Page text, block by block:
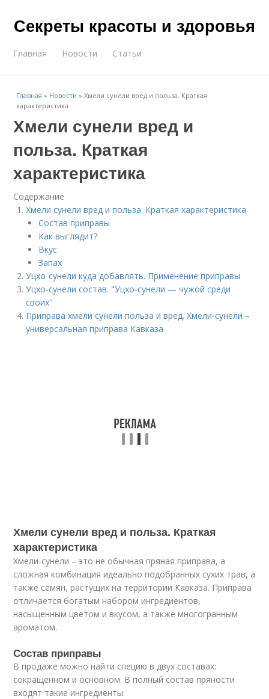
Секреты красоты и здоровья
Главная Новости Статьи
Главная » Новости »Хмели сунели вред и польза. Краткая
характеристика
Хмели сунели вред и
польза. Краткая
характеристика
Содержание
Хмели сунели вред и польза. Краткая характеристика
Состав приправы
Как выглядит?
Вкус
Запах
Уцхо-сунели куда добавлять. Применение приправы
Уцхо-сунели состав. "Уцхо-сунели — чужой среди
своих"
Приправа хмели сунели польза и вред. Хмели-сунели –
универсальная приправа Кавказа
Хмели сунели вред и польза. Краткая
характеристика
Хмели-сунели – это не обычная пряная приправа, а
сложная комбинация идеально подобранных сухих трав, а
также семян, растущих на территории Кавказа. Приправа
отличается богатым набором ингредиентов,
насыщенным цветом и вкусом, а также многогранным
ароматом.
Состав приправы
В продаже можно найти специю в двух составах:
сокращенном и основном. В полный состав пряности
входят такие ингредиенты: